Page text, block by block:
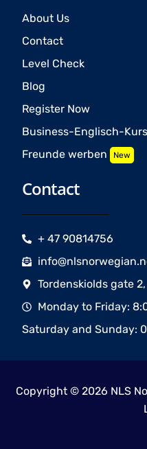
About Us
Contact
Level Check
Blog
Register Now
Business-Englisch-
Freunde werben New
Contact
+ 47 90814756
Tordenskiolds gate 2,
Monday to Friday:
Saturday and Sunday:
Copyright © 2026 NLS